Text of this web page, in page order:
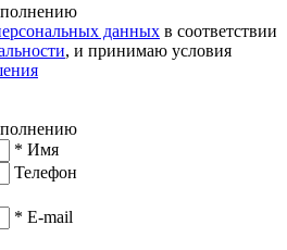
данных в соответствии
, и принимаю условия
* Имя
Телефон
* E-mail